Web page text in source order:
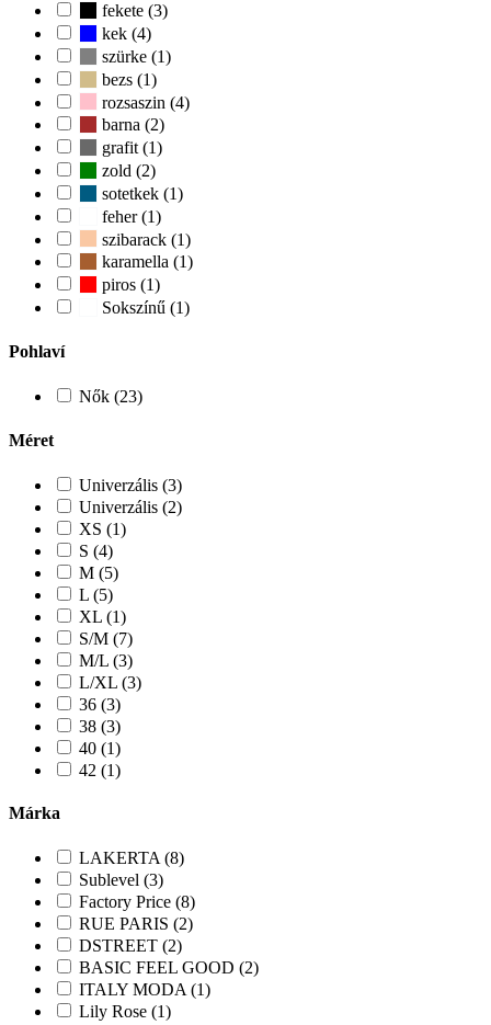
fekete (3)
kek (4)
szürke (1)
bezs (1)
rozsaszin (4)
barna (2)
grafit (1)
zold (2)
sotetkek (1)
feher (1)
szibarack (1)
karamella (1)
piros (1)
Sokszínű (1)
Pohlaví
Nők (23)
Méret
Univerzális (3)
Univerzális (2)
XS (1)
S (4)
M (5)
L (5)
XL (1)
S/M (7)
M/L (3)
L/XL (3)
36 (3)
38 (3)
40 (1)
42 (1)
Márka
LAKERTA (8)
Sublevel (3)
Factory Price (8)
RUE PARIS (2)
DSTREET (2)
BASIC FEEL GOOD (2)
ITALY MODA (1)
Lily Rose (1)